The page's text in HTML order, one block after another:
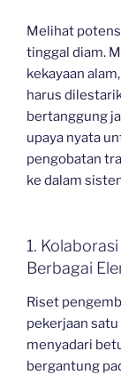
Melihat
tinggal diam.
kekayaan
harus
bertanggung
upaya nyata
pengobatan
ke dalam
1.
Berbagai
Riset
pekerjaan
menyadari
bergantung